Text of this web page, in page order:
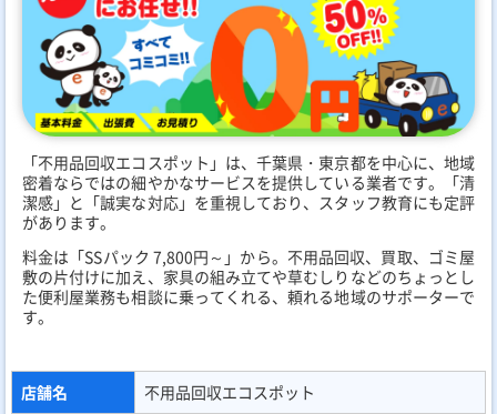
「不用品回収エコスポット」は、千葉県・東京都を中心に、地域
密着ならではの細やかなサービスを提供している業者です。「清
潔感」と「誠実な対応」を重視しており、スタッフ教育にも定評
があります。
料金は「SSパック 7,800円～」から。不用品回収、買取、ゴミ屋
敷の片付けに加え、家具の組み立てや草むしりなどのちょっとし
た便利屋業務も相談に乗ってくれる、頼れる地域のサポーターで
す。
店舗名
不用品回収エコスポット